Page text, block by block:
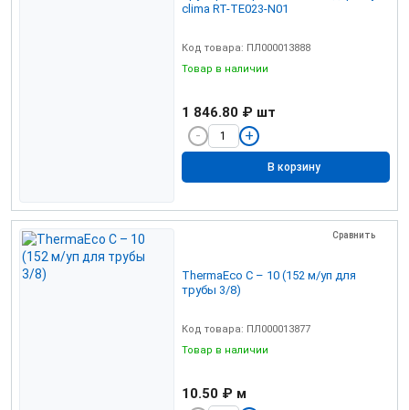
clima RT-TE023-N01
Код товара: ПЛ000013888
Товар в наличии
1 846.80 ₽ шт
В корзину
Сравнить
ThermaEco С – 10 (152 м/уп для
трубы 3/8)
Код товара: ПЛ000013877
Товар в наличии
10.50 ₽ м